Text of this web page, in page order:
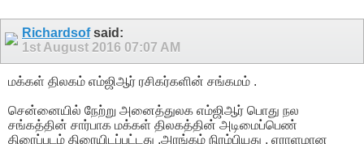
Richardsofsaid:
1st August 2016 07:07 AM
மக்கள் திலகம் எம்ஜிஆர் ரசிகர்களின் சங்கமம் .
சென்னையில் நேற்று அனைத்துலக எம்ஜிஆர் பொது நல
சங்கத்தின் சார்பாக மக்கள் திலகத்தின் அடிமைப்பெண்
திரைப்படம் திரையிடப்பட்டது .அரங்கம் நிரம்பியது , ஏராளமான